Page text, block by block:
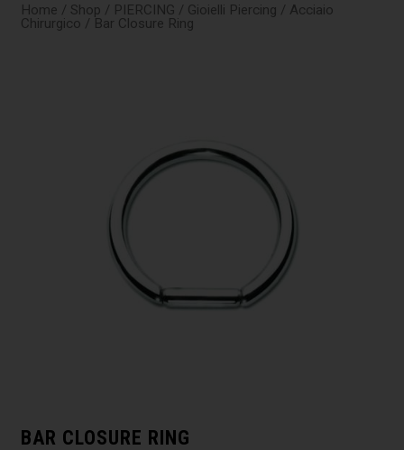
Home / Shop / PIERCING / Gioielli Piercing / Acciaio
Chirurgico / Bar Closure Ring
BAR CLOSURE RING